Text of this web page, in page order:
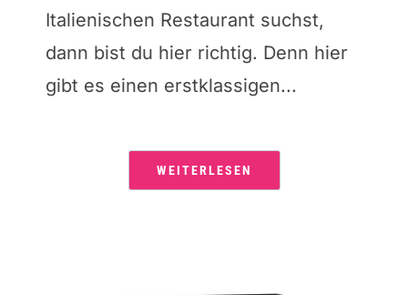
Italienischen Restaurant suchst,
dann bist du hier richtig. Denn hier
gibt es einen erstklassigen...
WEITERLESEN